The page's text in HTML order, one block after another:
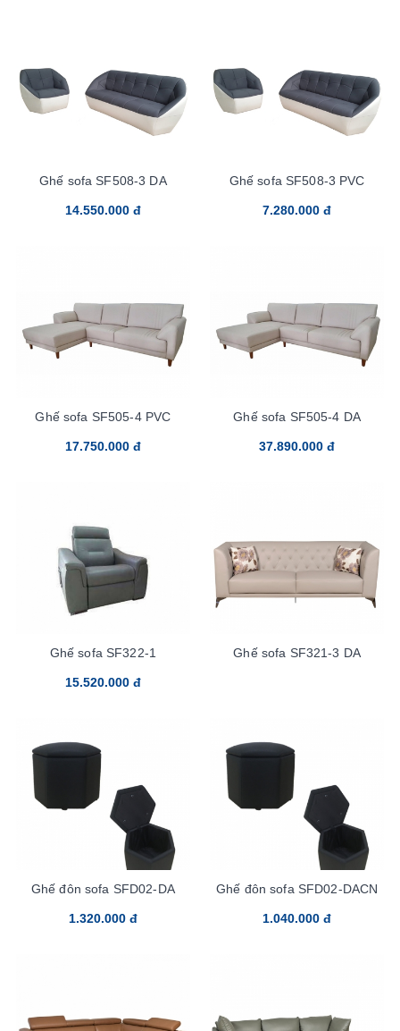
Ghế sofa SF508-3 DA
14.550.000 đ
Ghế sofa SF508-3 PVC
7.280.000 đ
Ghế sofa SF505-4 PVC
17.750.000 đ
Ghế sofa SF505-4 DA
37.890.000 đ
Ghế sofa SF322-1
15.520.000 đ
Ghế sofa SF321-3 DA
Ghế đôn sofa SFD02-DA
1.320.000 đ
Ghế đôn sofa SFD02-DACN
1.040.000 đ